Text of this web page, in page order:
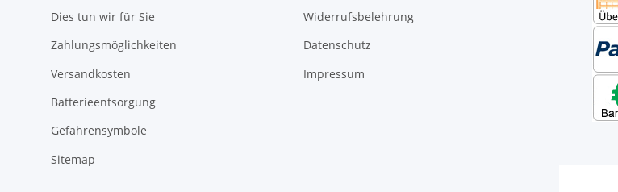
Dies tun wir für Sie
Zahlungsmöglichkeiten
Versandkosten
Batterieentsorgung
Gefahrensymbole
Sitemap
Widerrufsbelehrung
Datenschutz
Impressum